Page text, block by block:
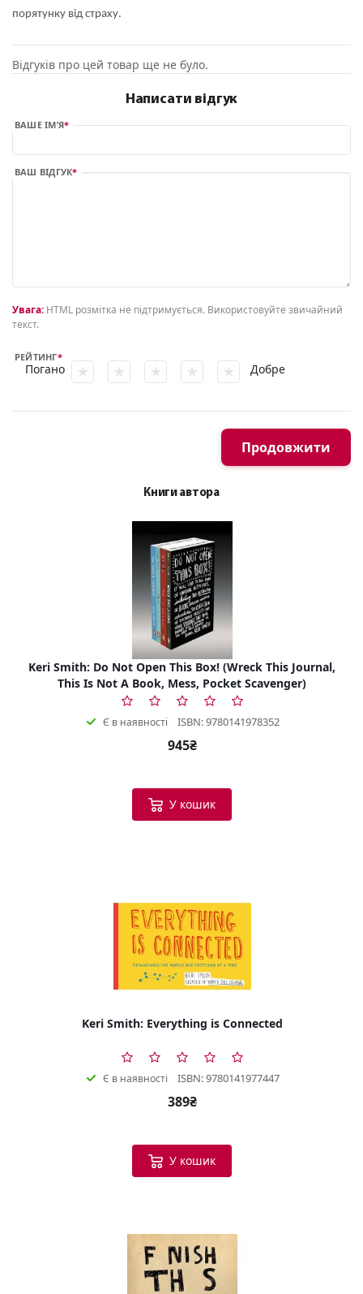
порятунку від страху.
Відгуків про цей товар ще не було.
Написати відгук
ВАШЕ ІМ’Я
ВАШ ВІДГУК
Увага: HTML розмітка не підтримується. Використовуйте звичайний
текст.
РЕЙТИНГ
Погано Добре
Продовжити
Книги автора
Keri Smith: Do Not Open This Box! (Wreck This Journal,
This Is Not A Book, Mess, Pocket Scavenger)
Є в наявності ISBN: 9780141978352
945₴
У кошик
Keri Smith: Everything is Connected
Є в наявності ISBN: 9780141977447
389₴
У кошик